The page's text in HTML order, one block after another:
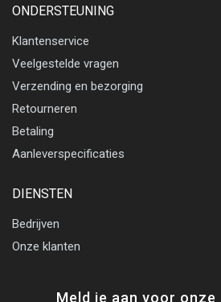
ONDERSTEUNING
Klantenservice
Veelgestelde vragen
Verzending en bezorging
Retourneren
Betaling
Aanleverspecificaties
DIENSTEN
Bedrijven
Onze klanten
Meld je aan voor